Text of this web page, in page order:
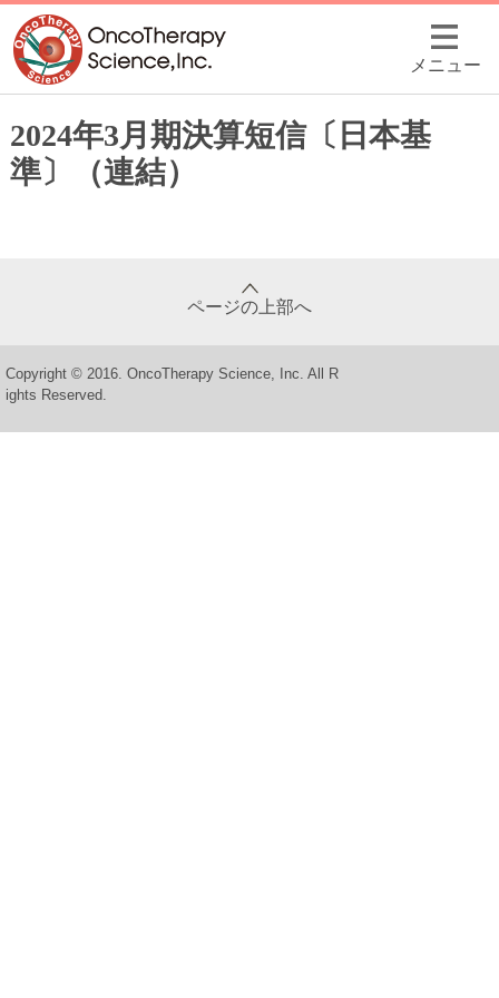
メニュー
2024年3月期決算短信〔日本基
準〕（連結）
ページの上部へ
Copyright © 2016. OncoTherapy Science, Inc. All R
ights Reserved.